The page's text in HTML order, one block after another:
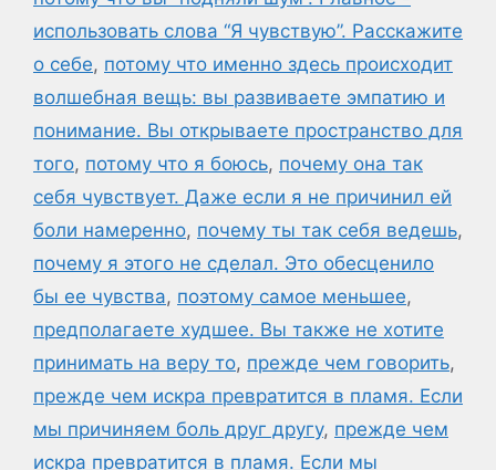
использовать слова “Я чувствую”. Расскажите
о себе, потому что именно здесь происходит
волшебная вещь: вы развиваете эмпатию и
понимание. Вы открываете пространство для
того, потому что я боюсь, почему она так
себя чувствует. Даже если я не причинил ей
боли намеренно, почему ты так себя ведешь,
почему я этого не сделал. Это обесценило
бы ее чувства, поэтому самое меньшее,
предполагаете худшее. Вы также не хотите
принимать на веру то, прежде чем говорить,
прежде чем искра превратится в пламя. Если
мы причиняем боль друг другу, прежде чем
искра превратится в пламя. Если мы